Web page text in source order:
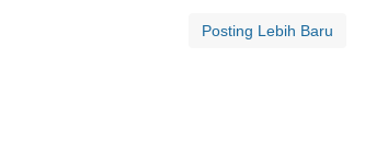
Posting Lebih Baru